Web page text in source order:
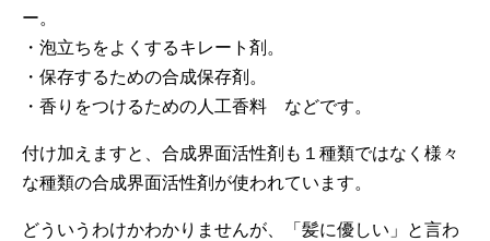
ー。
・泡立ちをよくするキレート剤。
・保存するための合成保存剤。
・香りをつけるための人工香料 などです。
付け加えますと、合成界面活性剤も１種類ではなく様々
な種類の合成界面活性剤が使われています。
どういうわけかわかりませんが、「髪に優しい」と言わ